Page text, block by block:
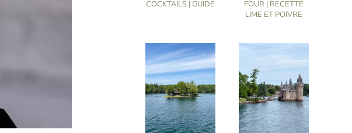
COCKTAILS | GUIDE
FOUR | RECETTE
LIME ET POIVRE